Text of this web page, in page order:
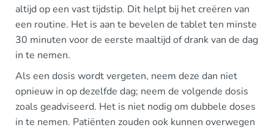
altijd op een vast tijdstip. Dit helpt bij het creëren van
een routine. Het is aan te bevelen de tablet ten minste
30 minuten voor de eerste maaltijd of drank van de dag
in te nemen.
Als een dosis wordt vergeten, neem deze dan niet
opnieuw in op dezelfde dag; neem de volgende dosis
zoals geadviseerd. Het is niet nodig om dubbele doses
in te nemen. Patiënten zouden ook kunnen overwegen